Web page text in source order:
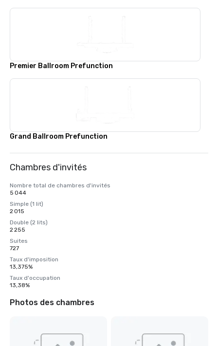
Premier Ballroom Prefunction
Grand Ballroom Prefunction
Chambres d'invités
Nombre total de chambres d'invités
5 044
Simple (1 lit)
2 015
Double (2 lits)
2 255
Suites
727
Taux d'imposition
13,375%
Taux d'occupation
13,38%
Photos des chambres